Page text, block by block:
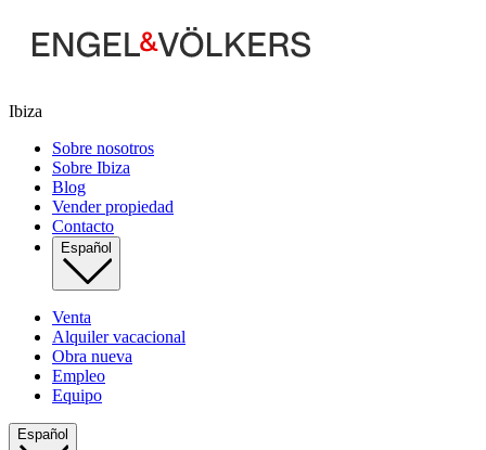
Ibiza
Sobre nosotros
Sobre Ibiza
Blog
Vender propiedad
Contacto
Español
Venta
Alquiler vacacional
Obra nueva
Empleo
Equipo
Español